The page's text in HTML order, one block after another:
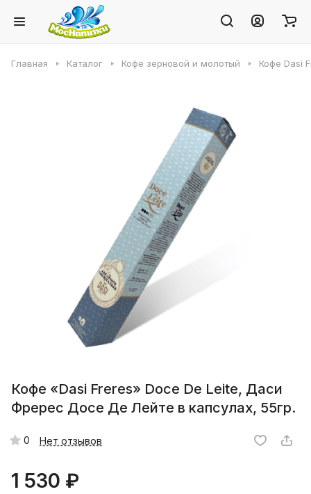
Главная Каталог Кофе зерновой и молотый Кофе Dasi
Кофе «Dasi Freres» Doce De Leite, Даси
Фререс Досе Де Лейте в капсулах, 55гр.
0 Нет отзывов
1 530 ₽